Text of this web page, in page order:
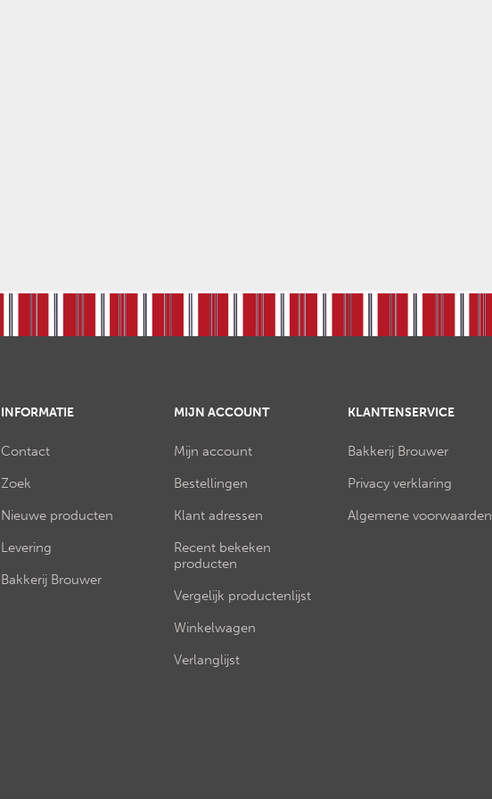
INFORMATIE
Contact
Zoek
Nieuwe producten
Levering
Bakkerij Brouwer
MIJN ACCOUNT
Mijn account
Bestellingen
Klant adressen
Recent bekeken
producten
Vergelijk productenlijst
Winkelwagen
Verlanglijst
KLANTENSERVICE
Bakkerij Brouwer
Privacy verklaring
Algemene voorwaarden